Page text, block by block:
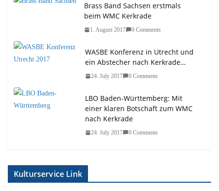
Brass Band Sachsen erstmals
beim WMC Kerkrade
1. August 2017 0 Comments
WASBE Konferenz in Utrecht und
ein Abstecher nach Kerkrade…
24. July 2017 0 Comments
LBO Baden-Württemberg: Mit
einer klaren Botschaft zum WMC
nach Kerkrade
24. July 2017 0 Comments
Kulturservice Link